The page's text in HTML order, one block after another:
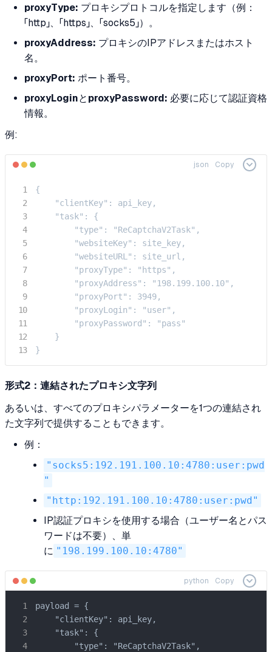
proxyType: プロキシプロトコルを指定します（例：
「http」、「https」、「socks5」）。
proxyAddress: プロキシのIPアドレスまたはホスト
名。
proxyPort: ポート番号。
proxyLoginと proxyPassword: 必要に応じて認証資格
情報。
例:
json Copy
{
    "clientKey": api_key,
    "task": {
        "type": "ReCaptchaV2Task",
        "websiteKey": site_key,
        "websiteURL": site_url,
        "proxyType": "https",
        "proxyAddress": "198.199.100.10",
        "proxyPort": 3949,
        "proxyLogin": "user",
        "proxyPassword": "pass"
    }
}
形式2：連結されたプロキシ文字列
あるいは、すべてのプロキシパラメーターを1つの連結され
た文字列で提供することもできます。
例：
"socks5:192.191.100.10:4780:user:pwd
"
"http:192.191.100.10:4780:user:pwd"
IP認証プロキシを使用する場合（ユーザー名とパス
ワードは不要）、単
に "198.199.100.10:4780"
python Copy
payload = {
    "clientKey": api_key,
    "task": {
        "type": "ReCaptchaV2Task",